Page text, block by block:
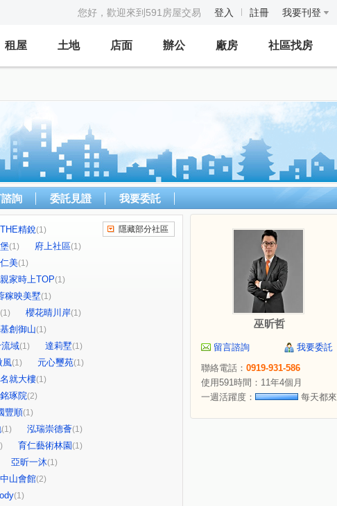
您好，歡迎來到591房屋交易 登入 註冊 我要刊登
租屋 土地 店面 辦公 廠房 社區找房
詢 委託見證 我要委託
THE精銳(1)
(1) 府上社區(1)
美(1)
親家時上TOP(1)
稼映美墅(1)
(1) 櫻花晴川岸(1)
基創御山(1)
域(1) 達莉墅(1)
風(1) 元心璽苑(1)
就大樓(1)
琢院(2)
豐順(1)
(1) 泓瑞崇德薈(1)
育仁藝術林園 (1)
亞昕一沐(1)
山會館(2)
(1)
隱藏部分社區
巫昕哲
留言諮詢
我要委託
聯絡電話： 0919-931-586
使用591時間：11年4個月
一週活躍度：
每天都來